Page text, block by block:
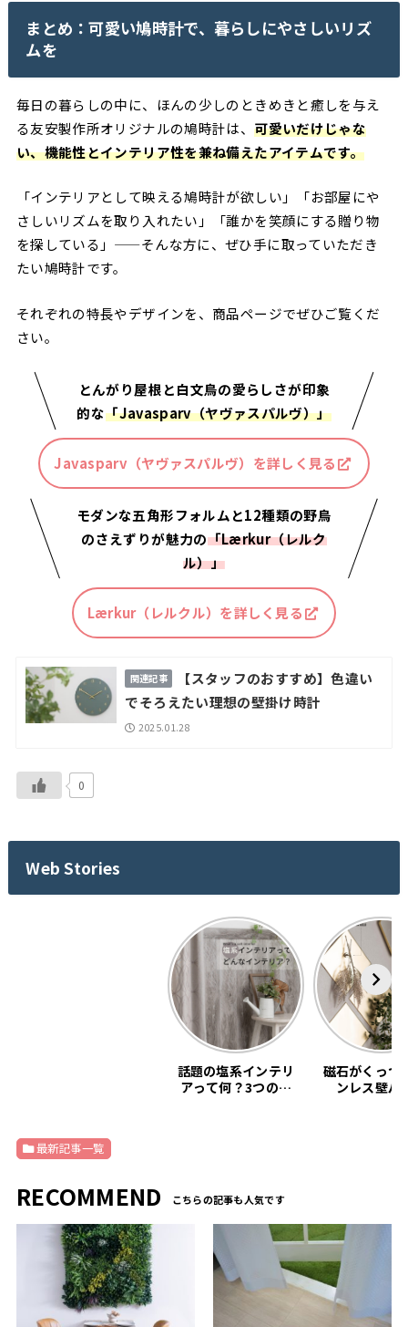
まとめ：可愛い鳩時計で、暮らしにやさしいリズ
ムを
毎日の暮らしの中に、ほんの少しのときめきと癒しを与え
る友安製作所オリジナルの鳩時計は、可愛いだけじゃな
い、機能性とインテリア性を兼ね備えたアイテムです。
「インテリアとして映える鳩時計が欲しい」「お部屋にや
さしいリズムを取り入れたい」「誰かを笑顔にする贈り物
を探している」——そんな方に、ぜひ手に取っていただき
たい鳩時計です。
それぞれの特長やデザインを、商品ページでぜひご覧くだ
さい。
とんがり屋根と白文鳥の愛らしさが印象
的な「Javasparv（ヤヴァスパルヴ）」
Javasparv（ヤヴァスパルヴ） を詳しく見る
モダンな五角形フォルムと12種類の野鳥
のさえずりが魅力の「Lærkur（レルク
ル）」
Lærkur（レルクル） を詳しく見る
【スタッフのおすすめ】色違い
でそろえたい理想の壁掛け時計
2025.01.28
0
Web Stories
話題の塩系インテリ
アって何？3つの基
磁石がくっつ
ンレス壁パ
最新記事一覧
RECOMMEND